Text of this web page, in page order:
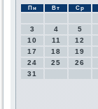
Пн Вт Ср
3
4 5
10
11 12
17
18 19
24
25 26
31